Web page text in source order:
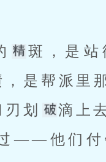
斑，是站
是帮派里
划
滴上
——他们付